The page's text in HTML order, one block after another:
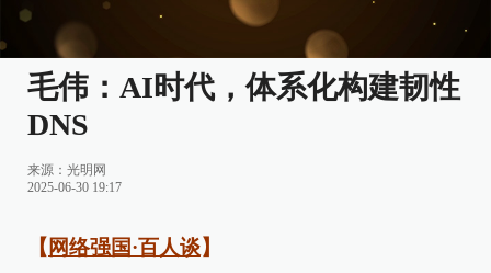
毛伟：AI时代，体系化构建韧性
DNS
来源： 光明网
2025-06-30 19:17
【 网络强国·百人谈】